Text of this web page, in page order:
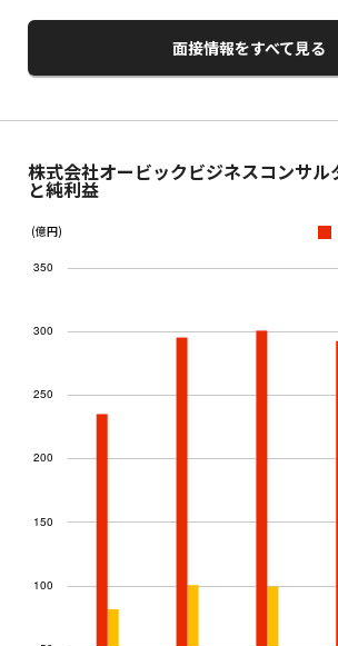
面接情報をすべて見る
株式会社オービックビジネスコンサル
と純利益
(億円)